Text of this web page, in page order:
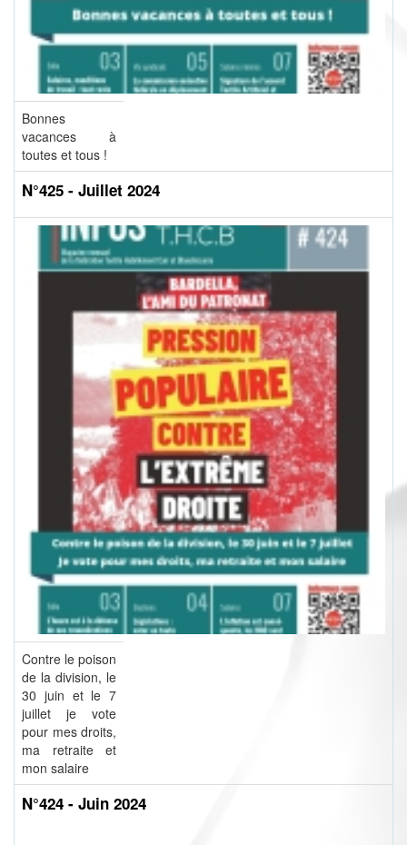
Bonnes
vacances à
toutes et tous !
N°425 - Juillet 2024
Contre le poison
de la division, le
30 juin et le 7
juillet je vote
pour mes droits,
ma retraite et
mon salaire
N°424 - Juin 2024